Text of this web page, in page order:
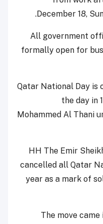
December 18,
All government
formally open for
Qatar National Day is
the day in
Mohammed Al Thani
HH The Emir
cancelled all Qatar
year as a mark of
The move